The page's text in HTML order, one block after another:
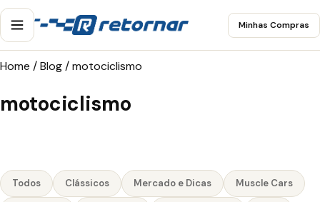
Minhas Compras
Home /Blog/motociclismo
motociclismo
Todos Clássicos Mercado e Dicas Muscle Cars